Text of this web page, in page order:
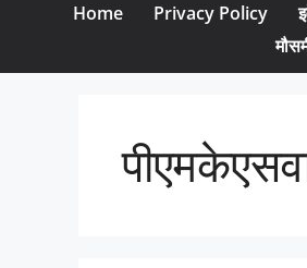
Home Privacy Policy